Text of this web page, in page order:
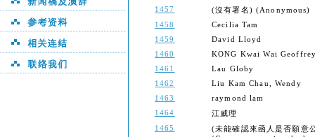
1457
(沒有署名) (Anonymous)
1458
Cecilia Tam
1459
David Lloyd
1460
KONG Kwai Wai
1461
Lau Globy
1462
Liu Kam Chau, Wendy
1463
raymond lam
1464
江威理
1465
(未能確認來函人是否願意